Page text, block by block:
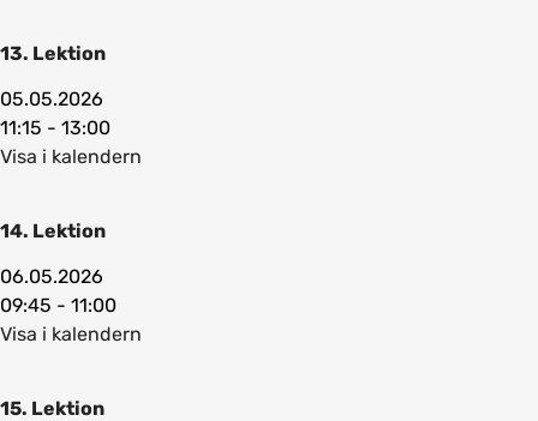
13. Lektion
05.05.2026
11:15 - 13:00
Visa i kalendern
14. Lektion
06.05.2026
09:45 - 11:00
Visa i kalendern
15. Lektion